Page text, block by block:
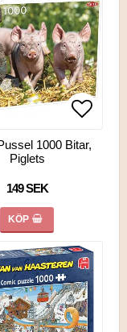
Lägg
1000 Bitar,
Piglets
149 SEK
KÖP